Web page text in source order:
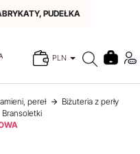
PUDEŁKA
PLN
pereł
Biżuteria z perły
Bransoletki